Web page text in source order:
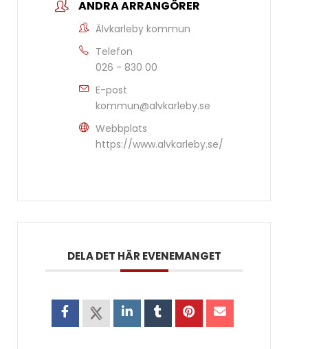
ANDRA ARRANGÖRER
Älvkarleby kommun
Telefon
026 - 830 00
E-post
kommun@alvkarleby.se
Webbplats
https://www.alvkarleby.se/
DELA DET HÄR EVENEMANGET